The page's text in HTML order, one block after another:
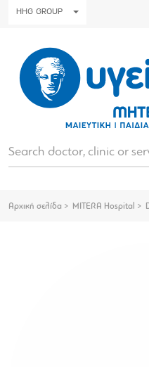
HHG GROUP
Αρχική σελίδα MITERA Hospital